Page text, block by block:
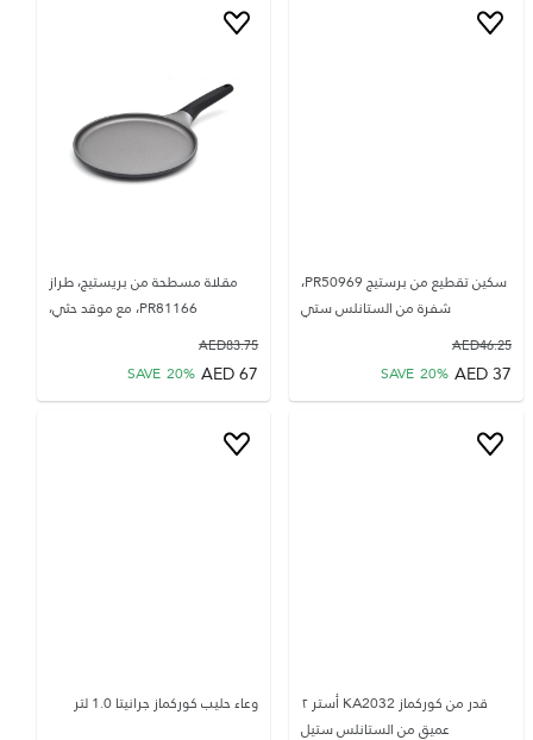
سكين تقطيع من برستيج PR50969،
شفرة من الستانلس ستي
46.25
AED
37
AED
SAVE 20%
مقلاة مسطحة من بريستيج، طراز
PR81166، مع موقد حثي،
83.75
AED
67
AED
SAVE 20%
قدر من كوركماز KA2032 أستر ٢
عميق من الستانلس ستيل
وعاء حليب كوركماز جرانيتا 1.0 لتر